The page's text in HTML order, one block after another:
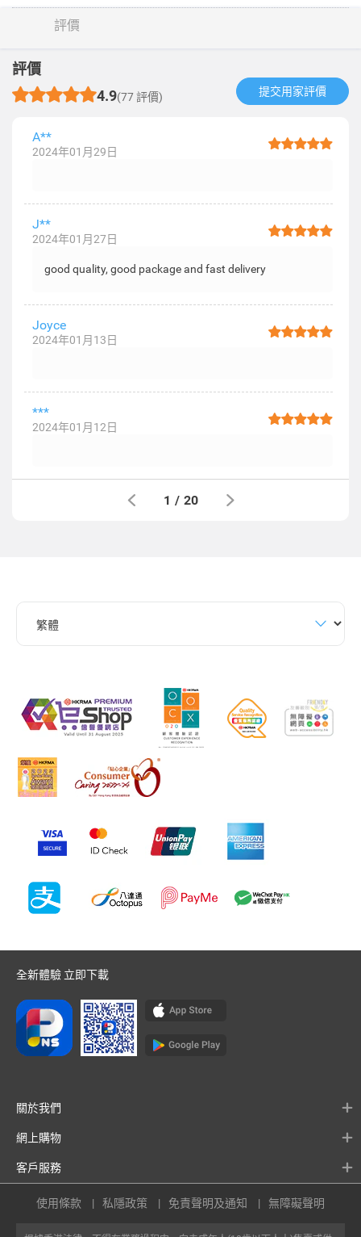
評價
評價
4.9(77 評價) 提交用家評價​
A**
2024年01月29日
J**
2024年01月27日
good quality, good package and fast delivery
Joyce
2024年01月13日
***
2024年01月12日
1 / 20
全新體驗 立即下載
關於我們
網上購物
客戶服務
使用條款 私隱政策 免責聲明及通知 無障礙聲明